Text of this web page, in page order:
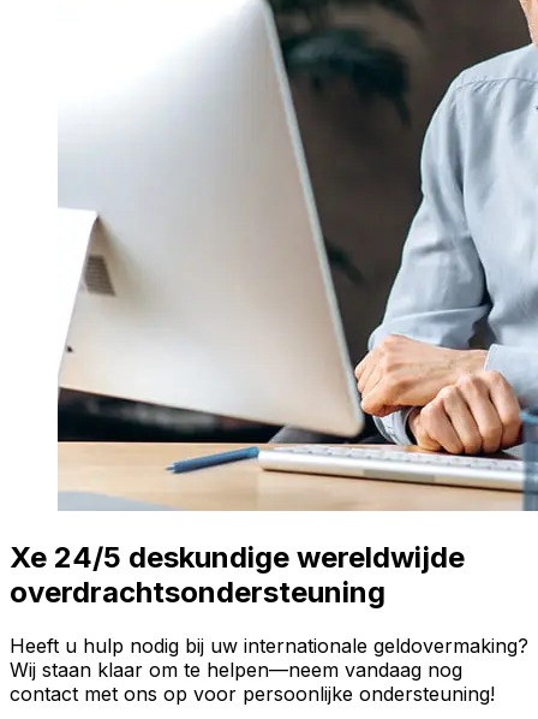
Xe 24/5 deskundige wereldwijde
overdrachtsondersteuning
Heeft u hulp nodig bij uw internationale geldovermaking?
Wij staan klaar om te helpen—neem vandaag nog
contact met ons op voor persoonlijke ondersteuning!